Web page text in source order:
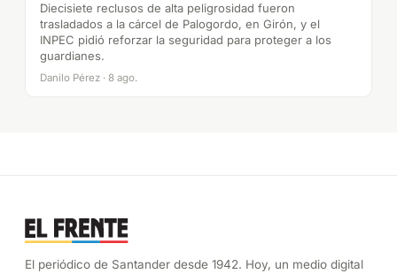
Diecisiete reclusos de alta peligrosidad fueron
trasladados a la cárcel de Palogordo, en Girón, y el
INPEC pidió reforzar la seguridad para proteger a los
guardianes.
Danilo Pérez · 8 ago.
El periódico de Santander desde 1942. Hoy, un medio digital